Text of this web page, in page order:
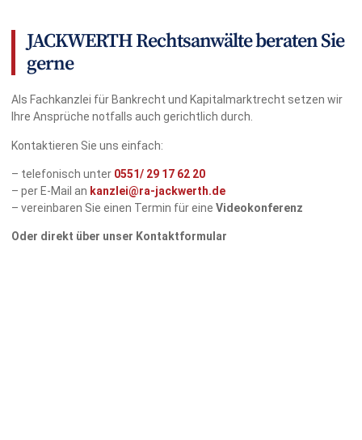
JACKWERTH Rechtsanwälte beraten Sie
gerne
Als Fachkanzlei für Bankrecht und Kapitalmarktrecht setzen wir
Ihre Ansprüche notfalls auch gerichtlich durch.
Kontaktieren Sie uns einfach:
– telefonisch unter 0551/ 29 17 62 20
– per E-Mail an kanzlei@ra-jackwerth.de
– vereinbaren Sie einen Termin für eine Videokonferenz
Oder direkt über unser Kontaktformular